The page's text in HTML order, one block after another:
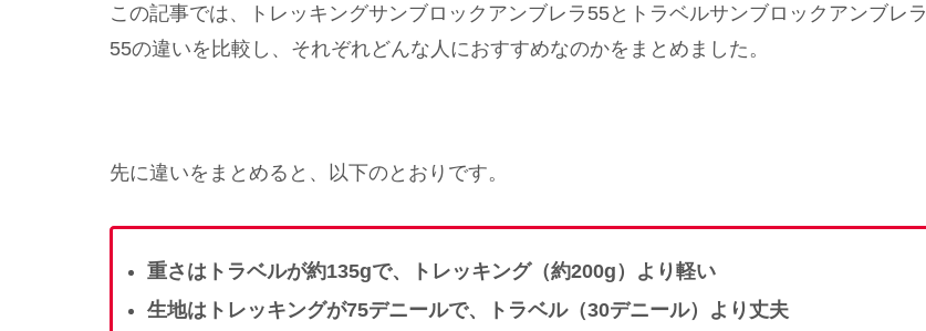
この記事では、トレッキングサンブロックアンブレラ55とトラベルサンブロックアンブレラ
55の違いを比較し、それぞれどんな人におすすめなのかをまとめました。
先に違いをまとめると、以下のとおりです。
重さはトラベルが約135gで、トレッキング（約200g）より軽い
生地はトレッキングが75デニールで、トラベル（30デニール）より丈夫